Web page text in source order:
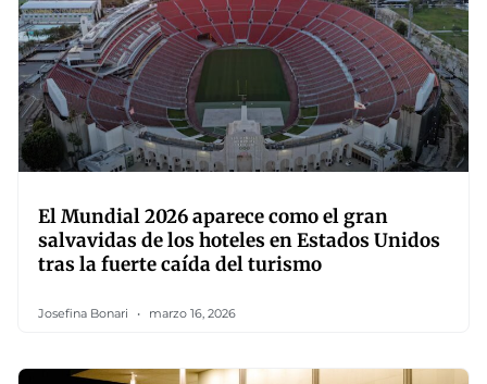
El Mundial 2026 aparece como el gran
salvavidas de los hoteles en Estados Unidos
tras la fuerte caída del turismo
Josefina Bonari marzo 16, 2026